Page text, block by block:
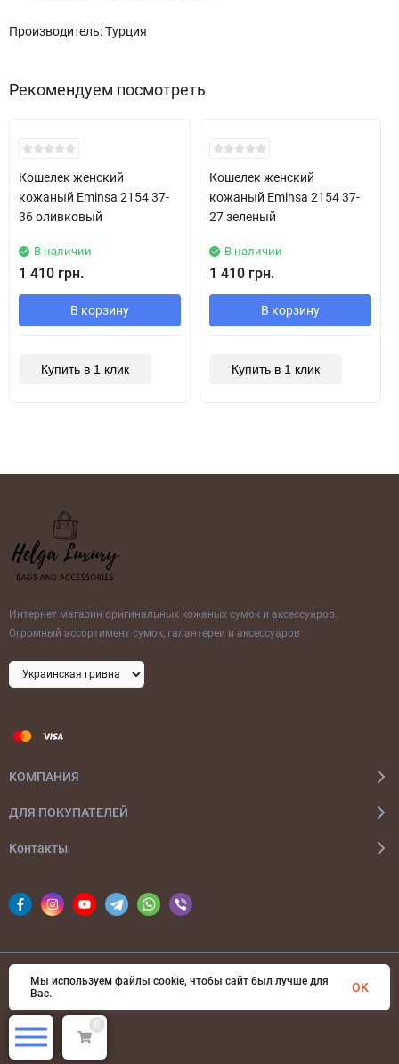
Производитель: Турция
Рекомендуем посмотреть
Кошелек женский
кожаный Eminsa 2154 37-
36 оливковый
В наличии
1 410 грн.
В корзину
Купить в 1 клик
Кошелек женский
кожаный Eminsa 2154 37-
27 зеленый
В наличии
1 410 грн.
В корзину
Купить в 1 клик
Интернет магазин оригинальных кожаных сумок и аксессуаров.
Огромный ассортимент сумок, галантереи и аксессуаров
КОМПАНИЯ
ДЛЯ ПОКУПАТЕЛЕЙ
Контакты
© 2026 bags-ua.com Все права защищены
0
Мы используем файлы cookie, чтобы сайт был лучше для
Вас.
OK